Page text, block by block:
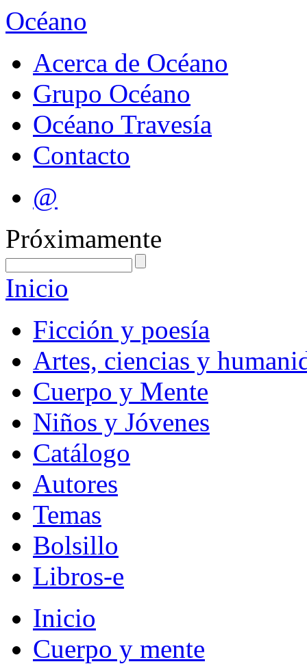
Océano
Acerca de Océano
Grupo Océano
Océano Travesía
Contacto
@
Próximamente
Inicio
Ficción y poesía
Artes, ciencias y
Cuerpo y Mente
Niños y Jóvenes
Catálogo
Autores
Temas
Bolsillo
Libros-e
Inicio
Cuerpo y mente